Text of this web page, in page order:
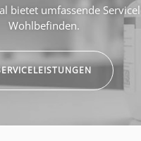
bietet umfassende
Wohlbefinden.